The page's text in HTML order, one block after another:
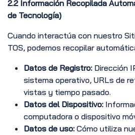
2.2 Información Recopilada
de Tecnología)
Cuando interactúa con nuestro
TOS, podemos recopilar
Datos de Registro: Dirección
sistema operativo, URLs de
vistas y tiempo pasado.
Datos del Dispositivo:
computadora o dispositivo
Datos de uso: Cómo utiliza